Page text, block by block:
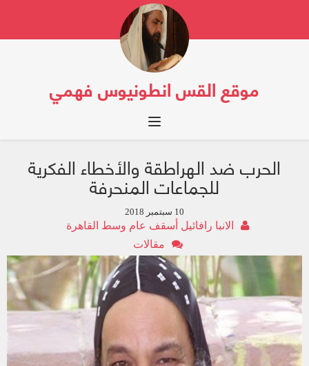
موقع القس انطونيوس فهمي
Toggle navigation
الحرب ضد الهراطقة والأخطاء الفكرية
للجماعات المنحرفة
10 سبتمبر 2018
الانبا رافائيل أسقف عام وسط القاهرة
مقالات